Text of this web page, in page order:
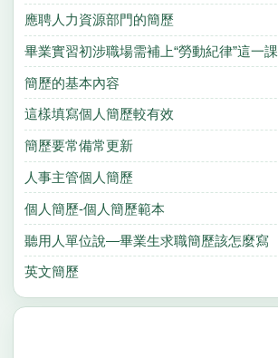
應聘人力資源部門的簡歷
畢業實習初涉職場需補上“勞動紀律”這一課
簡歷的基本內容
這樣填寫個人簡歷較有效
簡歷要常備常更新
人事主管個人簡歷
個人簡歷-個人簡歷範本
聽用人單位說—畢業生求職簡歷該怎麼寫
英文簡歷